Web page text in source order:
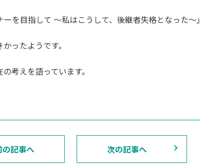
を目指して ～私はこうして、後継者失格となった～」
ったようです。
考えを語っています。
の記事へ 次の記事へ